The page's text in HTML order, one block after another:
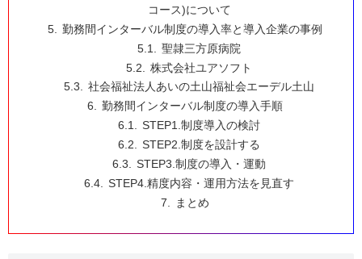
コース)について
勤務間インターバル制度の導入率と導入企業の事例
聖隷三方原病院
株式会社ユアソフト
社会福祉法人あいの土山福祉会エーデル土山
勤務間インターバル制度の導入手順
STEP1.制度導入の検討
STEP2.制度を設計する
STEP3.制度の導入・運動
STEP4.精度内容・運用方法を見直す
まとめ